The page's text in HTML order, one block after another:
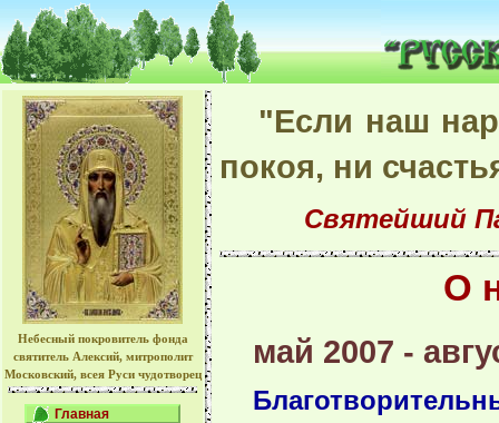
Небесный покровитель фонда
святитель Алексий, митрополит
Московский, всея Руси чудотворец
Главная
"Если наш
покоя, ни
Святейший
О
май 2007 -